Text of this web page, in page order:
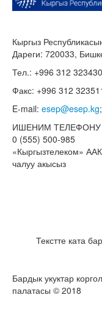
Кыргыз
Дареги: 720033,
Тел.: +996 312
Факс: +996 312
E-mail: esep@esep.kg;
ИШЕНИМ ТЕЛЕФОНУ
0 (555) 500-985
«Кыргызтелеком»
чалуу акысыз
Текстте ката
Бардык укуктар
палатасы © 2018